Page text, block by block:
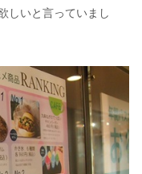
しいと言っていまし